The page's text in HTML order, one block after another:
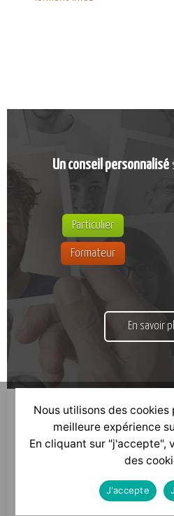
Un conseil personnalisé
Particulier
Formateur
En savoir
Nous suivre
Nous utilisons des
meilleure expérience
En cliquant sur "j'accepte",
des
J'accepte